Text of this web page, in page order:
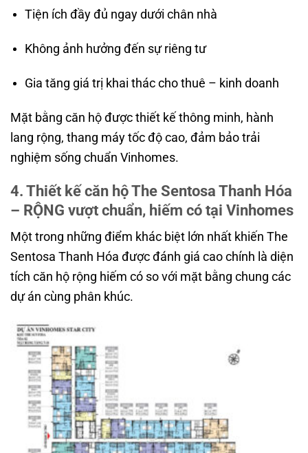
Tiện ích đầy đủ ngay dưới chân nhà
Không ảnh hưởng đến sự riêng tư
Gia tăng giá trị khai thác cho thuê – kinh doanh
Mặt bằng căn hộ được thiết kế thông minh, hành
lang rộng, thang máy tốc độ cao, đảm bảo trải
nghiệm sống chuẩn Vinhomes.
4. Thiết kế căn hộ The Sentosa Thanh Hóa
– RỘNG vượt chuẩn, hiếm có tại Vinhomes
Một trong những điểm khác biệt lớn nhất khiến The
Sentosa Thanh Hóa được đánh giá cao chính là diện
tích căn hộ rộng hiếm có so với mặt bằng chung các
dự án cùng phân khúc.